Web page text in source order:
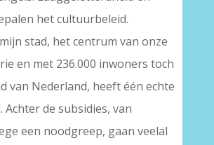
het cultuurbeleid.
stad, het centrum van onze
en met 236.000 inwoners toch
van Nederland, heeft één echte
Achter de subsidies, van
een noodgreep, gaan veelal